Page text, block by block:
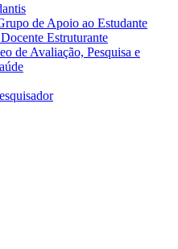
de Apoio ao Estudante
Estruturante
de Avaliação, Pesquisa e